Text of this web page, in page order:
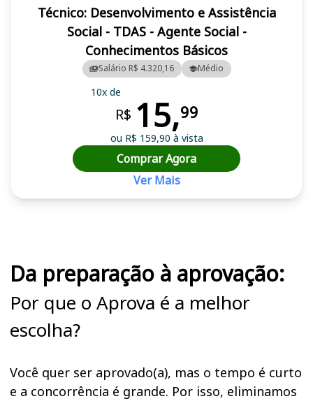
Técnico: Desenvolvimento e Assistência
Social - TDAS - Agente Social -
Conhecimentos Básicos
Salário R$ 4.320,16 Médio
10x de
R$ 15,99
ou R$ 159,90 à vista
Comprar Agora
Ver Mais
Da preparação à aprovação:
Por que o Aprova é a melhor
escolha?
Você quer ser aprovado(a), mas o tempo é curto
e a concorrência é grande. Por isso, eliminamos